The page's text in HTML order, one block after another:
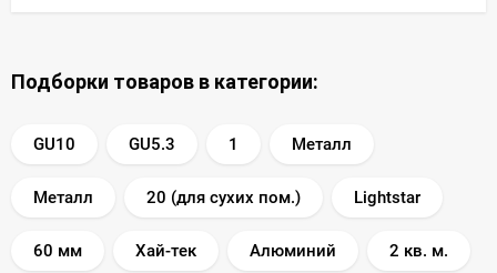
Подборки товаров в категории:
GU10 GU5.3 1 Металл
Металл 20 (для сухих пом.) Lightstar
60 мм Хай-тек Алюминий 2 кв. м.